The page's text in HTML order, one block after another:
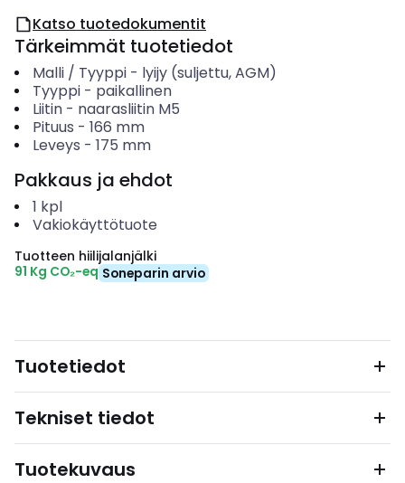
Katso tuotedokumentit
Tärkeimmät tuotetiedot
Malli / Tyyppi- lyijy (suljettu, AGM)
Tyyppi- paikallinen
Liitin- naarasliitin M5
Pituus - 166 mm
Leveys - 175 mm
Pakkaus ja ehdot
1 kpl
Vakiokäyttötuote
Tuotteen hiilijalanjälki
91 Kg CO₂-eq Soneparin arvio
Tuotetiedot
Tekniset tiedot
Tuotekuvaus